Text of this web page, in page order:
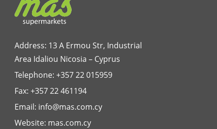
Address: 13 A Ermou Str, Industrial
Area Idaliou Nicosia – Cyprus
Telephone: +357 22 015959
Fax: +357 22 461194
Email: info@mas.com.cy
Website: mas.com.cy